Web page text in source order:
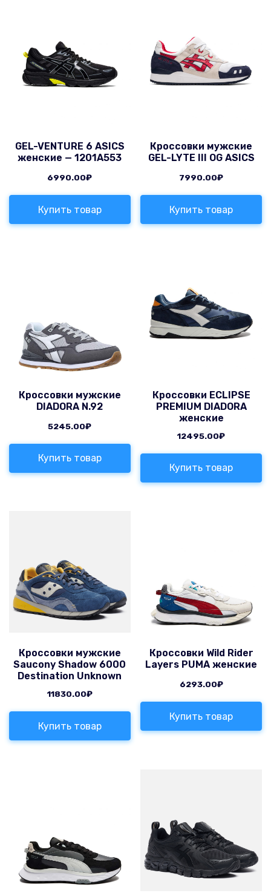
GEL-VENTURE 6 ASICS
женские — 1201A553
6990.00₽
Купить товар
Кроссовки мужские
GEL-LYTE III OG ASICS
7990.00₽
Купить товар
Кроссовки мужские
DIADORA N.92
5245.00₽
Купить товар
Кроссовки ECLIPSE
PREMIUM DIADORA
женские
12495.00₽
Купить товар
Кроссовки мужские
Saucony Shadow 6000
Destination Unknown
11830.00₽
Купить товар
Кроссовки Wild Rider
Layers PUMA женские
6293.00₽
Купить товар